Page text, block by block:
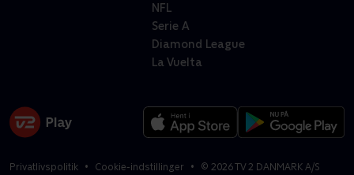
NFL
Serie A
Diamond League
La Vuelta
Privatlivspolitik Cookie-indstillinger © 2026TV 2 DANMARK A/S